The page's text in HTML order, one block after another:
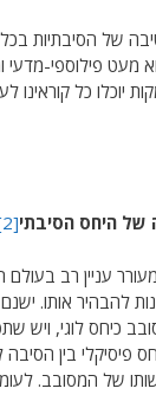
של הסיבתיות
מעט פילוספי-מדעי
יוכלו כל קוראינו
של היחס הסיבתי[2]
עניין רב בעולם
להבהיר אותו.
כיחס לוגי, ויש
פיסיקלי בין
של המסובב.